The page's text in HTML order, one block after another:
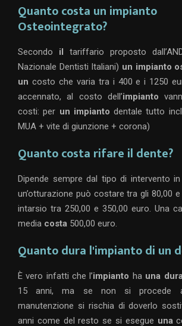
Quanto costa un impianto
Osteointegrato?
Secondo il tariffario proposto
Nazionale Dentisti Italiani) un impianto
un costo che varia tra i 400 e i 1250
accennato, al costo dell’impianto
costi: per un impianto dentale tutto
MUA + vite di giunzione + corona)
Quanto costa rifare il dente?
Dipende sempre dal tipo di intervento
un’otturazione può costare tra gli 80,00
intarsio tra 250,00 e 350,00 euro. Una
media costa 500,00 euro.
Quanto dura l'impianto di un
È vero infatti che l’impianto ha una
15 anni, ma se non si procede
manutenzione si rischia di doverlo
anni come del resto se si esegue una